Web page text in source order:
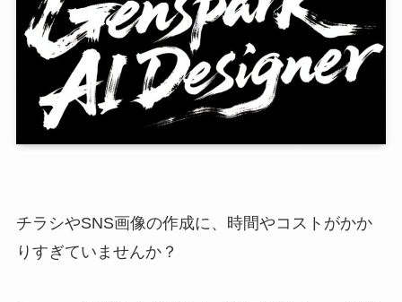
チラシやSNS画像の作成に、時間やコストがかか
りすぎていませんか？